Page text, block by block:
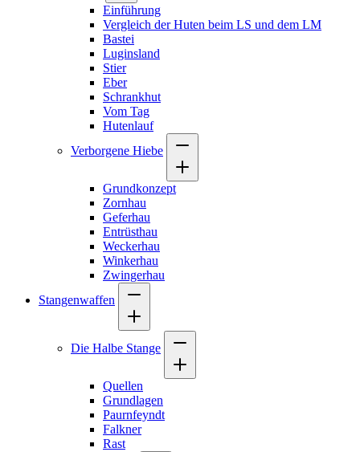
Einführung
Vergleich der Huten beim LS und dem LM
Bastei
Luginsland
Stier
Eber
Schrankhut
Vom Tag
Hutenlauf
Verborgene Hiebe
Grundkonzept
Zornhau
Geferhau
Entrüsthau
Weckerhau
Winkerhau
Zwingerhau
Stangenwaffen
Die Halbe Stange
Quellen
Grundlagen
Paurnfeyndt
Falkner
Rast